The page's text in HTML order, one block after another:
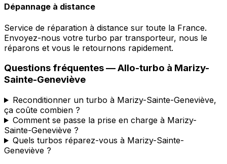
Dépannage à distance
Service de réparation à distance sur toute la France.
Envoyez-nous votre turbo par transporteur, nous le
réparons et vous le retournons rapidement.
Questions fréquentes —Allo-turbo à Marizy-
Sainte-Geneviève
Reconditionner un turbo à Marizy-Sainte-Geneviève,
ça coûte combien ?
Comment se passe la prise en charge à Marizy-
Sainte-Geneviève ?
Quels turbos réparez-vous à Marizy-Sainte-
Geneviève ?